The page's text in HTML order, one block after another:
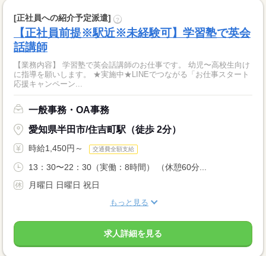
[正社員への紹介予定派遣] ?
【正社員前提※駅近※未経験可】学習塾で英会
話講師
【業務内容】 学習塾で英会話講師のお仕事です。 幼児〜高校生向け
に指導を願いします。 ★実施中★LINEでつながる「お仕事スタート
応援キャンペーン...
一般事務・OA事務
愛知県半田市/住吉町駅（徒歩 2分）
時給1,450円～ 交通費全額支給
13：30〜22：30（実働：8時間） （休憩60分...
月曜日 日曜日 祝日
もっと見る
求人詳細を見る